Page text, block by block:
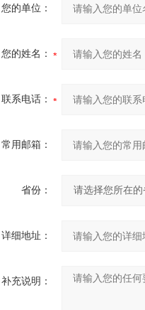
您的单位：
您的姓名：
联系电话：
常用邮箱：
省份：
详细地址：
补充说明：